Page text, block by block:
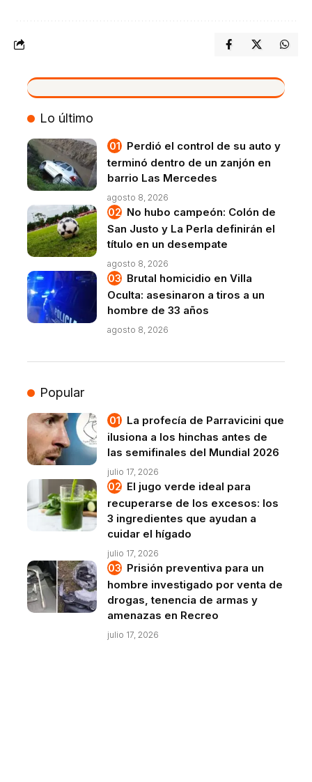
VIVO
Lo último
Perdió el control de su auto y
terminó dentro de un zanjón en
barrio Las Mercedes
agosto 8, 2026
No hubo campeón: Colón de
San Justo y La Perla definirán el
título en un desempate
agosto 8, 2026
Brutal homicidio en Villa
Oculta: asesinaron a tiros a un
hombre de 33 años
agosto 8, 2026
Popular
La profecía de Parravicini que
ilusiona a los hinchas antes de
las semifinales del Mundial 2026
julio 17, 2026
El jugo verde ideal para
recuperarse de los excesos: los
3 ingredientes que ayudan a
cuidar el hígado
julio 17, 2026
Prisión preventiva para un
hombre investigado por venta de
drogas, tenencia de armas y
amenazas en Recreo
julio 17, 2026